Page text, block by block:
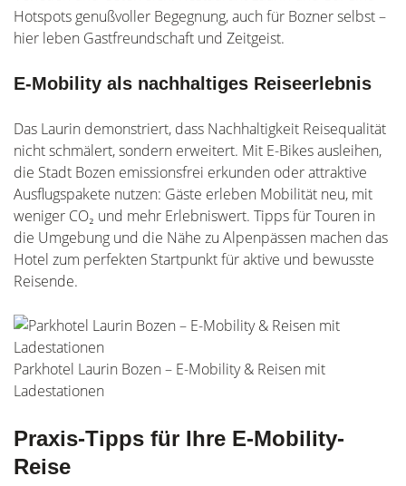
Hotspots genußvoller Begegnung, auch für Bozner selbst –
hier leben Gastfreundschaft und Zeitgeist.
E-Mobility als nachhaltiges Reiseerlebnis
Das Laurin demonstriert, dass Nachhaltigkeit Reisequalität
nicht schmälert, sondern erweitert. Mit E-Bikes ausleihen,
die Stadt Bozen emissionsfrei erkunden oder attraktive
Ausflugspakete nutzen: Gäste erleben Mobilität neu, mit
weniger CO₂ und mehr Erlebniswert. Tipps für Touren in
die Umgebung und die Nähe zu Alpenpässen machen das
Hotel zum perfekten Startpunkt für aktive und bewusste
Reisende.
Parkhotel Laurin Bozen – E-Mobility & Reisen mit
Ladestationen
Praxis-Tipps für Ihre E-Mobility-
Reise